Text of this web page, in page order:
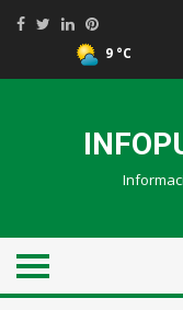
9 °C